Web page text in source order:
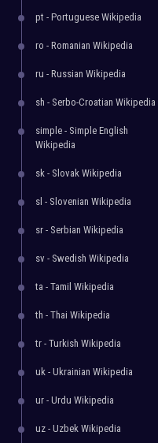
pt - Portuguese Wikipedia
ro - Romanian Wikipedia
ru - Russian Wikipedia
sh - Serbo-Croatian Wikipedia
simple - Simple English
Wikipedia
sk - Slovak Wikipedia
sl - Slovenian Wikipedia
sr - Serbian Wikipedia
sv - Swedish Wikipedia
ta - Tamil Wikipedia
th - Thai Wikipedia
tr - Turkish Wikipedia
uk - Ukrainian Wikipedia
ur - Urdu Wikipedia
uz - Uzbek Wikipedia